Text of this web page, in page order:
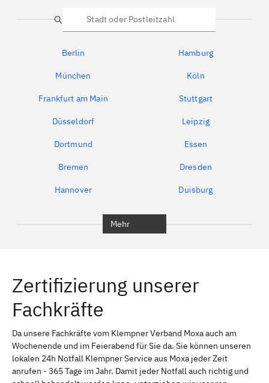
Suche
Berlin Hamburg
München Köln
Frankfurt am Main Stuttgart
Düsseldorf Leipzig
Dortmund Essen
Bremen Dresden
Hannover Duisburg
Eisenach, Thüringen Unstruttal
Mühlhausen / Thüringen
Bücheloh Martinroda bei Ilmenau
Roda Heyda
Mehr
Zertifizierung unserer
Fachkräfte
Da unsere Fachkräfte vom Klempner Verband Moxa auch am
Wochenende und im Feierabend für Sie da. Sie können unseren
lokalen 24h Notfall Klempner Service aus Moxa jeder Zeit
anrufen - 365 Tage im Jahr. Damit jeder Notfall auch richtig und